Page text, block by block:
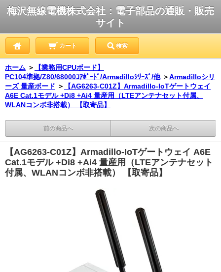
梅沢無線電機株式会社：電子部品の通販・販売
サイト
カート 検索
ホーム ＞
【業務用CPUボード】
PC104準拠/Z80/68000ｺｱﾎﾞｰﾄﾞ/Armadilloｼﾘｰｽﾞ/他 ＞Armadilloシリ
ーズ 量産ボード ＞
【AG6263-C01Z】Armadillo-IoTゲートウェイ
A6E Cat.1モデル +Di8 +Ai4 量産用（LTEアンテナセット付属、
WLANコンボ非搭載） 【取寄品】
前の商品へ 次の商品へ
【AG6263-C01Z】Armadillo-IoTゲートウェイ A6E
Cat.1モデル +Di8 +Ai4 量産用（LTEアンテナセット
付属、WLANコンボ非搭載） 【取寄品】